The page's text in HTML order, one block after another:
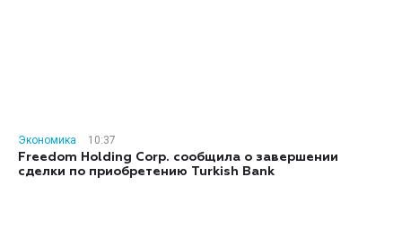
Экономика
10:37
Freedom Holding Corp. сообщила о завершении
сделки по приобретению Turkish Bank